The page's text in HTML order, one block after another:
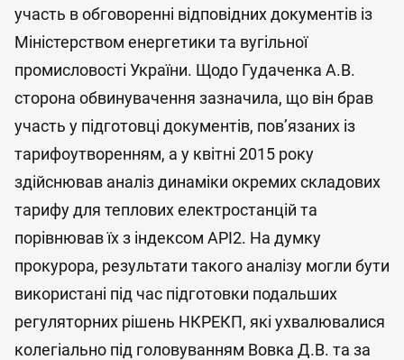
участь в обговоренні відповідних документів із
Міністерством енергетики та вугільної
промисловості України. Щодо Гудаченка А.В.
сторона обвинувачення зазначила, що він брав
участь у підготовці документів, пов’язаних із
тарифоутворенням, а у квітні 2015 року
здійснював аналіз динаміки окремих складових
тарифу для теплових електростанцій та
порівнював їх з індексом API2. На думку
прокурора, результати такого аналізу могли бути
використані під час підготовки подальших
регуляторних рішень НКРЕКП, які ухвалювалися
колегіально під головуванням Вовка Д.В. та за